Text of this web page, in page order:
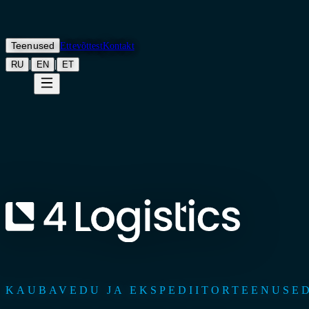
Teenused EttevõttestKontakt
RU | EN | ET
KAUBAVEDU JA